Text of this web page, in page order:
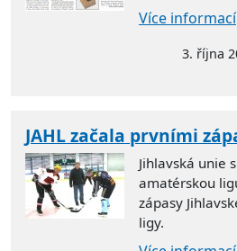
Více informací
3. října
JAHL začala prvními
Jihlavská unie
amatérskou
zápasy
ligy.